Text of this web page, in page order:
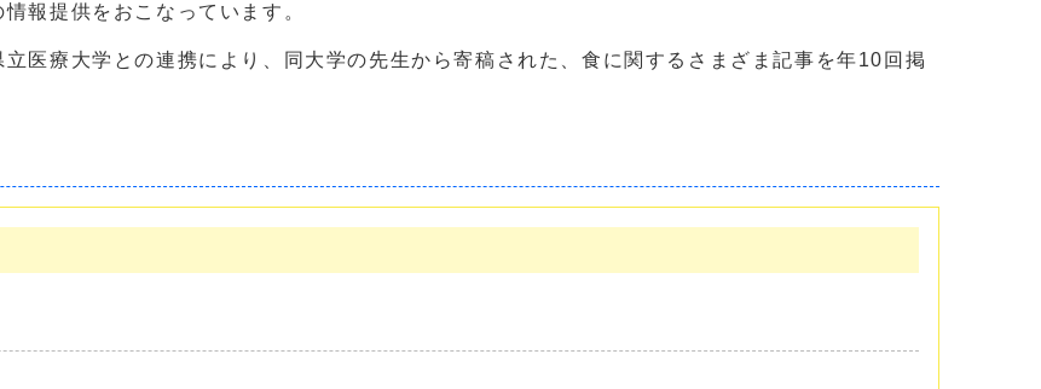
報提供をおこなっています。
療大学との連携により、同大学の先生から寄稿された、食に関するさまざま記事を年10回掲